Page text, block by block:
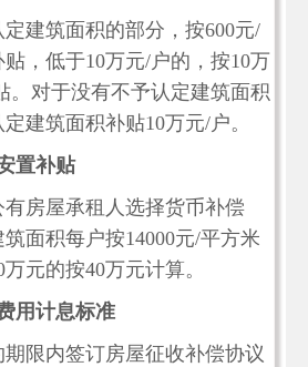
建筑面积的部分，按600元/
，低于10万元/户的，按10万
。对于没有不予认定建筑面积
建筑面积补贴10万元/户。
物安置补贴
房屋承租人选择货币补偿
面积每户按14000元/平方米
元的按40万元计算。
用计息标准
限内签订房屋征收补偿协议